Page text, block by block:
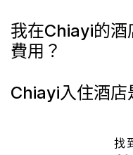
我在Chiayi的酒
費用？
Chiayi入住酒店
找